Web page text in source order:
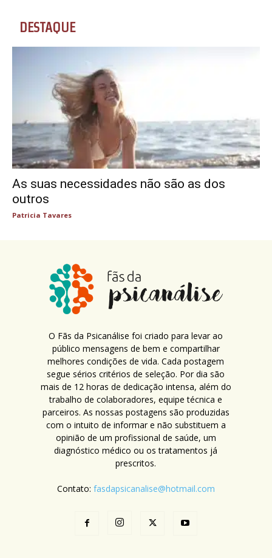
DESTAQUE
As suas necessidades não são as dos
outros
Patricia Tavares
O Fãs da Psicanálise foi criado para levar ao
público mensagens de bem e compartilhar
melhores condições de vida. Cada postagem
segue sérios critérios de seleção. Por dia são
mais de 12 horas de dedicação intensa, além do
trabalho de colaboradores, equipe técnica e
parceiros. As nossas postagens são produzidas
com o intuito de informar e não substituem a
opinião de um profissional de saúde, um
diagnóstico médico ou os tratamentos já
prescritos.
Contato: fasdapsicanalise@hotmail.com